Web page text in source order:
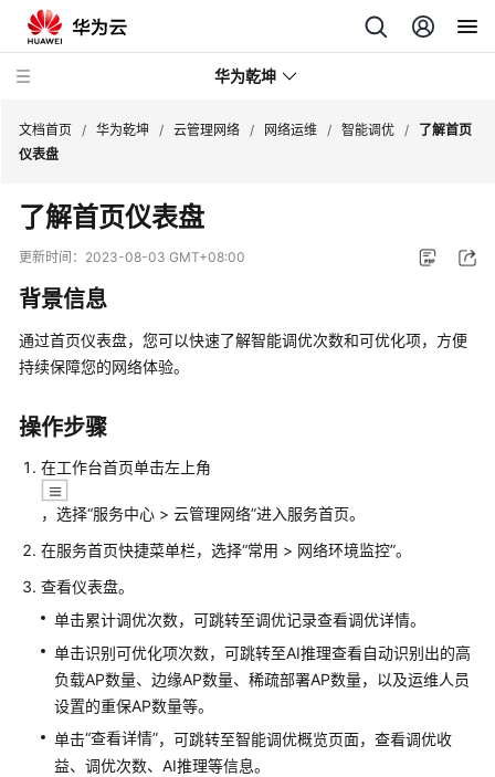
华为乾坤
安
全
云
务
云
管
网
典
型
配
案
例
产
品
介
绍
文档首页 / 华为乾坤 / 云管理网络 / 网络运维 / 智能调优 /
了解首页
仪表盘
了解首页仪表盘
更新时间： 2023-08-03 GMT+08:00
背景信息
通过首页仪表盘，您可以快速了解智能调优次数和可优化项，方便
持续保障您的网络体验。
操作步骤
在工作台首页单击左上角
， 选择“服务中心 > 云管理网络”进入服务首页。
在服务首页快捷菜单栏，选择“常用 > 网络环境监控”。
查看仪表盘。
单击累计调优次数，可跳转至调优记录查看调优详情。
单击识别可优化项次数，可跳转至AI推理查看自动识别出的高
负载AP数量、边缘AP数量、稀疏部署AP数量，以及运维人员
设置的重保AP数量等。
单击“查看详情”，可跳转至智能调优概览页面，查看调优收
益、调优次数、AI推理等信息。